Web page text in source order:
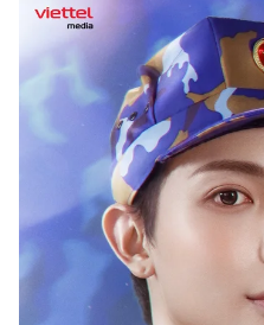
Chuyên mục khác
Chào ngày mới
Tin thị trường
Video
Sản phẩm khác
Tin đã xem
Đăng xuất